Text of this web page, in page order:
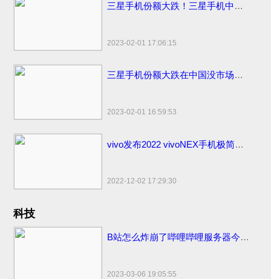
三星手机份额大跌！三星手机中国市场份额变化国内仅剩3%
2023-02-01 17:06:15
三星手机份额大跌在中国没市场了！国内市场占有率仅剩1%国外比苹果销量高
2023-02-01 16:59:53
vivo发布2022 vivoNEX手机极简易浏览器下载：简洁流畅无广告！
2022-12-02 17:29:30
科技
B站怎么炸崩了哔哩哔哩服务器今日怎么又炸挂了？技术团队公开早先原因
2023-03-06 19:05:55